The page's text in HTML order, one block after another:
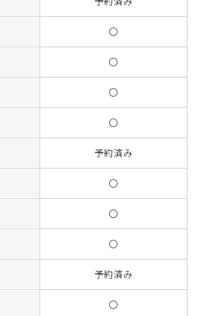
〇
〇
〇
〇
予約済み
〇
〇
〇
予約済み
〇